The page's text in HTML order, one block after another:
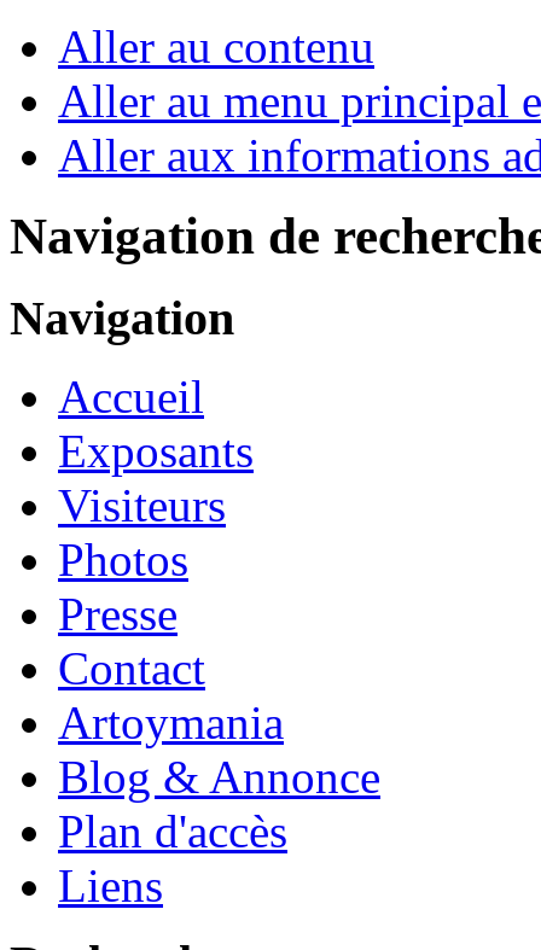
Aller au contenu
Aller au menu principal
Aller aux informations
Navigation de
Navigation
Accueil
Exposants
Visiteurs
Photos
Presse
Contact
Artoymania
Blog & Annonce
Plan d'accès
Liens